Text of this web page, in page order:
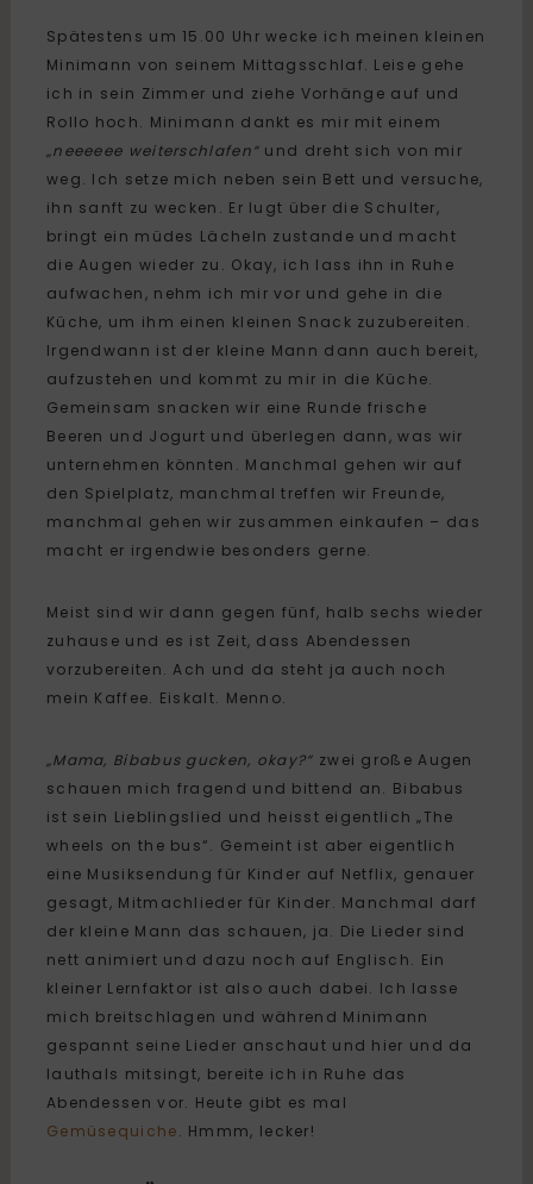
Spätestens um 15.00 Uhr wecke ich meinen kleinen
Minimann von seinem Mittagsschlaf. Leise gehe
ich in sein Zimmer und ziehe Vorhänge auf und
Rollo hoch. Minimann dankt es mir mit einem
„neeeeee weiterschlafen“ und dreht sich von mir
weg. Ich setze mich neben sein Bett und versuche,
ihn sanft zu wecken. Er lugt über die Schulter,
bringt ein müdes Lächeln zustande und macht
die Augen wieder zu. Okay, ich lass ihn in Ruhe
aufwachen, nehm ich mir vor und gehe in die
Küche, um ihm einen kleinen Snack zuzubereiten.
Irgendwann ist der kleine Mann dann auch bereit,
aufzustehen und kommt zu mir in die Küche.
Gemeinsam snacken wir eine Runde frische
Beeren und Jogurt und überlegen dann, was wir
unternehmen könnten. Manchmal gehen wir auf
den Spielplatz, manchmal treffen wir Freunde,
manchmal gehen wir zusammen einkaufen – das
macht er irgendwie besonders gerne.
Meist sind wir dann gegen fünf, halb sechs wieder
zuhause und es ist Zeit, dass Abendessen
vorzubereiten. Ach und da steht ja auch noch
mein Kaffee. Eiskalt. Menno.
„Mama, Bibabus gucken, okay?“ zwei große Augen
schauen mich fragend und bittend an. Bibabus
ist sein Lieblingslied und heisst eigentlich „The
wheels on the bus“. Gemeint ist aber eigentlich
eine Musiksendung für Kinder auf Netflix, genauer
gesagt, Mitmachlieder für Kinder. Manchmal darf
der kleine Mann das schauen, ja. Die Lieder sind
nett animiert und dazu noch auf Englisch. Ein
kleiner Lernfaktor ist also auch dabei. Ich lasse
mich breitschlagen und während Minimann
gespannt seine Lieder anschaut und hier und da
lauthals mitsingt, bereite ich in Ruhe das
Abendessen vor. Heute gibt es mal
Gemüsequiche. Hmmm, lecker!